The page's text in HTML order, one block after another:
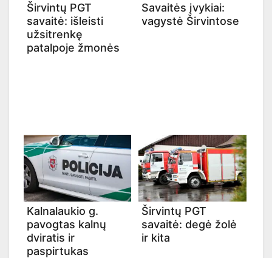
Širvintų PGT
savaitė: išleisti
užsitrenkę
patalpoje žmonės
Savaitės įvykiai:
vagystė Širvintose
Kalnalaukio g.
pavogtas kalnų
dviratis ir
paspirtukas
Širvintų PGT
savaitė: degė žolė
ir kita